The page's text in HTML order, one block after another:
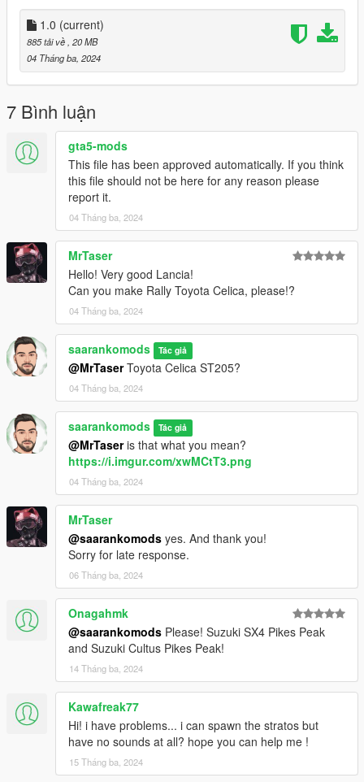
mods for you :)
1.0 (current)
885 tải về, 20 MB
04 Tháng ba, 2024
7 Bình luận
gta5-mods
This file has been approved automatically. If you think
this file should not be here for any reason please
report it.
04 Tháng ba, 2024
MrTaser
Hello! Very good Lancia!
Can you make Rally Toyota Celica, please!?
04 Tháng ba, 2024
saarankomods Tác giả
@MrTaserToyota Celica ST205?
04 Tháng ba, 2024
saarankomods Tác giả
@MrTaseris that what you mean?
https://i.imgur.com/xwMCtT3.png
04 Tháng ba, 2024
MrTaser
@saarankomods yes. And thank you!
Sorry for late response.
06 Tháng ba, 2024
Onagahmk
@saarankomods Please! Suzuki SX4 Pikes Peak
and Suzuki Cultus Pikes Peak!
14 Tháng ba, 2024
Kawafreak77
Hi! i have problems... i can spawn the stratos but
have no sounds at all? hope you can help me !
15 Tháng ba, 2024